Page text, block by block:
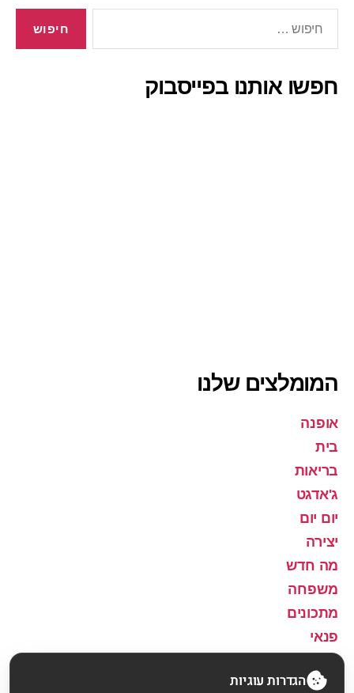
חפשו אותנו בפייסבוק
המומלצים שלנו
אופנה
בית
בריאות
ג'אדגט
יום יום
יצירה
מה חדש
משפחה
מתכונים
פנאי
הגדרות עוגיות